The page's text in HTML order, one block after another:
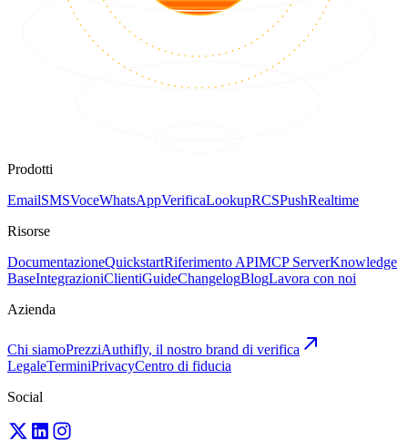
Prodotti
EmailSMSVoceWhatsAppVerificaLookupRCSPushRealtime
Risorse
DocumentazioneQuickstartRiferimento APIMCP ServerKnowledge
BaseIntegrazioniClientiGuideChangelogBlogLavora con noi
Azienda
Chi siamoPrezziAuthifly, il nostro brand di verifica
LegaleTerminiPrivacyCentro di fiducia
Social